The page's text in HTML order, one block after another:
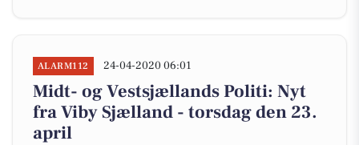
ALARM112 24-04-2020 06:01
Midt- og Vestsjællands Politi: Nyt
fra Viby Sjælland - torsdag den 23.
april